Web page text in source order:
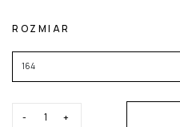
ROZMIAR
- +